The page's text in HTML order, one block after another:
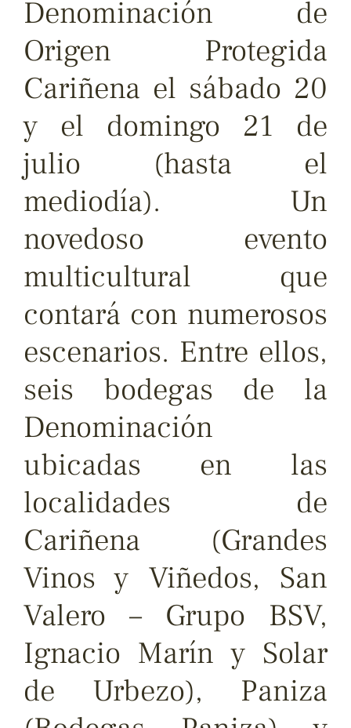
Denominación de
Origen Protegida
Cariñena el sábado 20
y el domingo 21 de
julio (hasta el
mediodía). Un
novedoso evento
multicultural que
contará con numerosos
escenarios. Entre ellos,
seis bodegas de la
Denominación
ubicadas en las
localidades de
Cariñena (Grandes
Vinos y Viñedos, San
Valero – Grupo BSV,
Ignacio Marín y Solar
de Urbezo), Paniza